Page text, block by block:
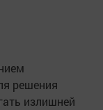
решения
излишней